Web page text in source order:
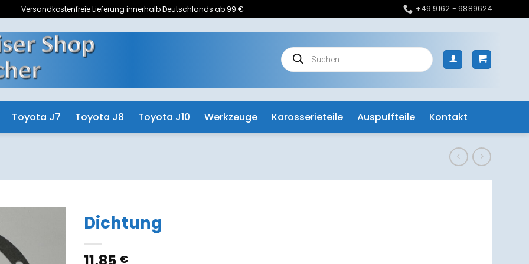
Versandkostenfreie Lieferung innerhalb Deutschlands ab 99 € +49 9162 - 9889624
Products
search
Toyota J7 Toyota J8 Toyota J10 Werkzeuge Karosserieteile Auspuffteile Kontakt
Merkzettel
Dichtung
€